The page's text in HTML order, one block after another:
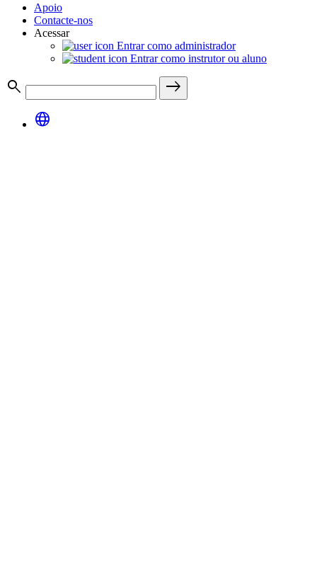
Apoio
Contacte-nos
Acessar
Entrar como administrador
Entrar como instrutor ou aluno
search
east
language